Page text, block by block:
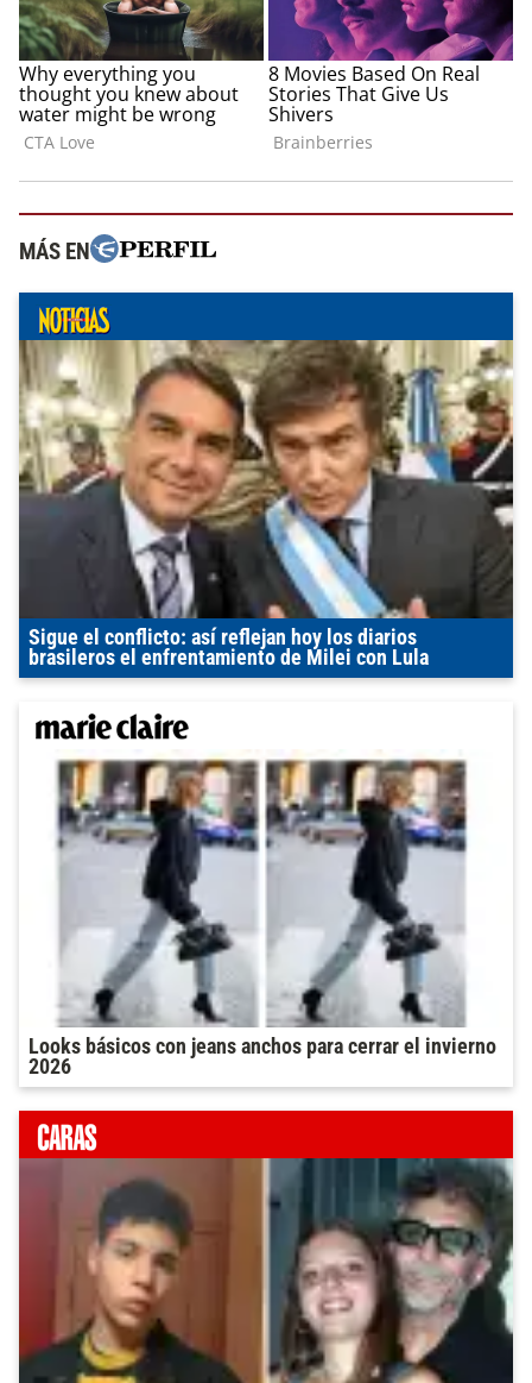
MÁS EN
Sigue el conflicto: así reflejan hoy los diarios
brasileros el enfrentamiento de Milei con Lula
Looks básicos con jeans anchos para cerrar el invierno
2026